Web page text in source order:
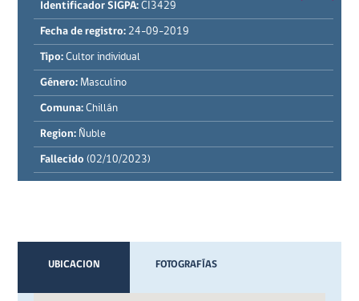
Identificador SIGPA: CI3429
Fecha de registro: 24-09-2019
Tipo: Cultor individual
Género: Masculino
Comuna: Chillán
Region: Ñuble
Fallecido (02/10/2023)
UBICACION FOTOGRAFÍAS